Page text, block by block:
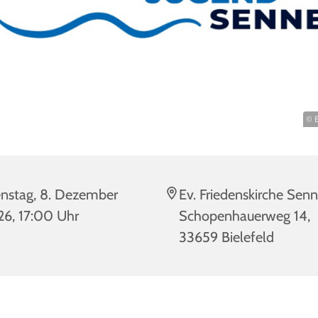
©
8. Dezember
17:00 Uhr
Ev. Friedenskirche
Schopenhauerweg 14,
33659 Bielefeld